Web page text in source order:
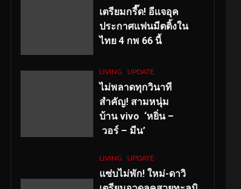
เตรียมกรี๊ด! อีแจอุค
ประกาศแฟนมีตติ้งใน
ไทย 4 กพ 66 นี้
LIVING UPDATE
ไม่พลาดทุกวินาที
สำคัญ! สามหนุ่ม
บ้าน vivo ‘หยิ่น –
วอร์ – มีน’
LIVING UPDATE
แซ่บไม่พัก! ใหม่-ดาวิ